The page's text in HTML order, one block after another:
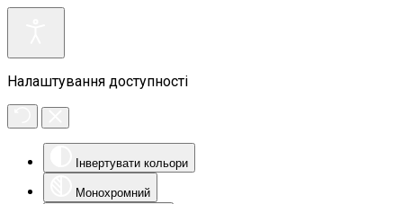
Налаштування доступності
Інвертувати кольори
Монохромний